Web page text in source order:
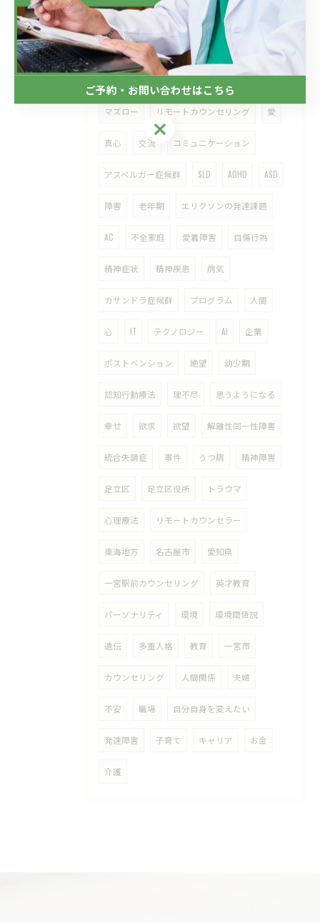
メンタルケア 仕事 会社
ラインによるケア メンタルヘルス対策
メンタルヘルス 愛情 希死念慮
マズロー リモートカウンセリング 愛
真心 交流 コミュニケーション
アスペルガー症候群 SLD ADHD ASD
障害 老年期 エリクソンの発達課題
AC 不全家庭 愛着障害 自傷行為
精神症状 精神疾患 病気
カサンドラ症候群 プログラム 人間
心 IT テクノロジー AI 企業
ポストベンション 絶望 幼少期
認知行動療法 理不尽 思うようになる
幸せ 欲求 欲望 解離性同一性障害
統合失調症 事件 うつ病 精神障害
足立区 足立区役所 トラウマ
心理療法 リモートカウンセラー
東海地方 名古屋市 愛知県
一宮駅前カウンセリング 英才教育
パーソナリティ 環境 環境閾値説
遺伝 多重人格 教育 一宮市
カウンセリング 人間関係 夫婦
不安 職場 自分自身を変えたい
発達障害 子育て キャリア お金
介護
ご予約・お問い合わせはこちら
ご予約・お問い合わせはこちら